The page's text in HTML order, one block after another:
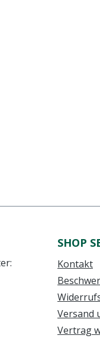
SHOP
Kontakt
Versand
Vertrag